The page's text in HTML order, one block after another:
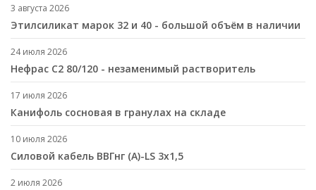
3 августа 2026
Этилсиликат марок 32 и 40 - большой объём в наличии
24 июля 2026
Нефрас С2 80/120 - незаменимый растворитель
17 июля 2026
Канифоль сосновая в гранулах на складе
10 июля 2026
Cиловой кабель ВВГнг (A)-LS 3х1,5
2 июля 2026